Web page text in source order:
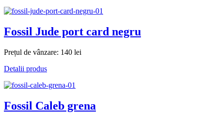
Fossil Jude port card negru
Prețul de vânzare: 140 lei
Detalii produs
Fossil Caleb grena